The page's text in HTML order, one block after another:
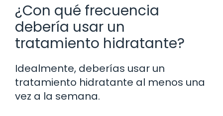
¿Con qué frecuencia
debería usar un
tratamiento hidratante?
Idealmente, deberías usar un
tratamiento hidratante al menos una
vez a la semana.